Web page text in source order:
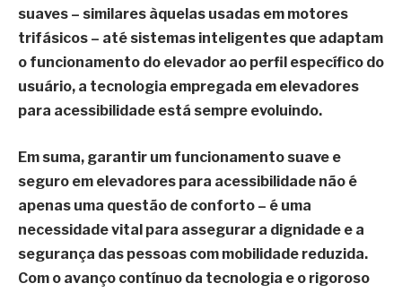
suaves – similares àquelas usadas em motores
trifásicos – até sistemas inteligentes que adaptam
o funcionamento do elevador ao perfil específico do
usuário, a tecnologia empregada em elevadores
para acessibilidade está sempre evoluindo.
Em suma, garantir um funcionamento suave e
seguro em elevadores para acessibilidade não é
apenas uma questão de conforto – é uma
necessidade vital para assegurar a dignidade e a
segurança das pessoas com mobilidade reduzida.
Com o avanço contínuo da tecnologia e o rigoroso